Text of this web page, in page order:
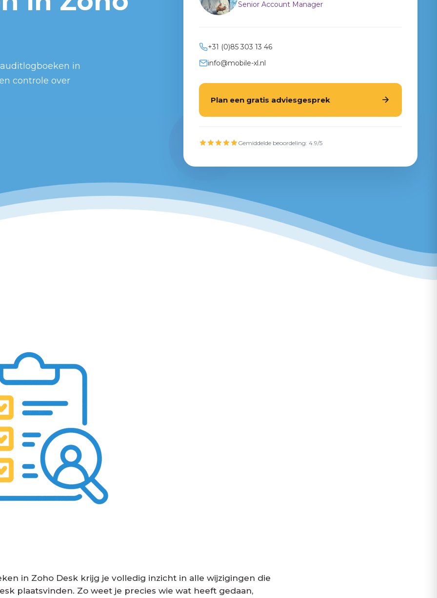
in
controle over
Senior Account Manager
+31 (0)85 303 13 46
info@mobile-xl.nl
Plan een gratis adviesgesprek
Gemiddelde beoordeling: 4.9/5
in Zoho Desk krijg je volledig inzicht in alle wijzigingen die
plaatsvinden. Zo weet je precies wie wat heeft gedaan,